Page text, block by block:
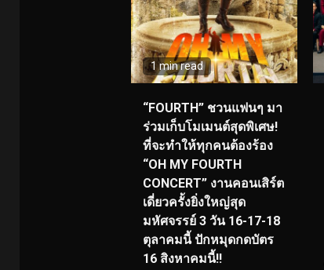
1 min read
“FOURTH” ชวนแฟนๆ มา
ร่วมเก็บโมเมนต์สุดพิเศษ!
ที่จะทำให้ทุกคนต้องร้อง
“OH MY FOURTH
CONCERT” งานคอนเสิร์ต
เดี่ยวครั้งยิ่งใหญ่สุด
มหัศจรรย์ 3 วัน 16-17-18
ตุลาคมนี้ ปักหมุดกดบัตร
16 สิงหาคมนี้!!